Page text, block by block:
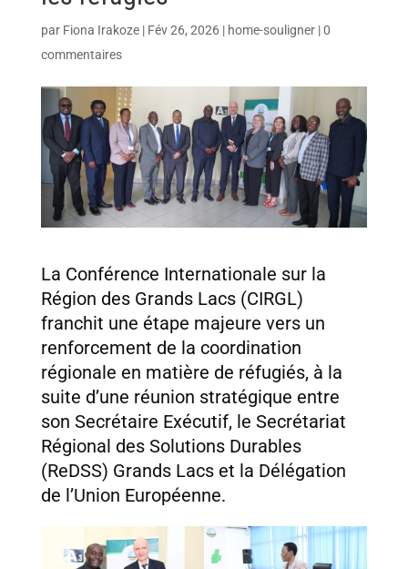
par Fiona Irakoze| Fév 26, 2026| home-souligner|0
commentaires
La Conférence Internationale sur la
Région des Grands Lacs (CIRGL)
franchit une étape majeure vers un
renforcement de la coordination
régionale en matière de réfugiés, à la
suite d’une réunion stratégique entre
son Secrétaire Exécutif, le Secrétariat
Régional des Solutions Durables
(ReDSS) Grands Lacs et la Délégation
de l’Union Européenne.